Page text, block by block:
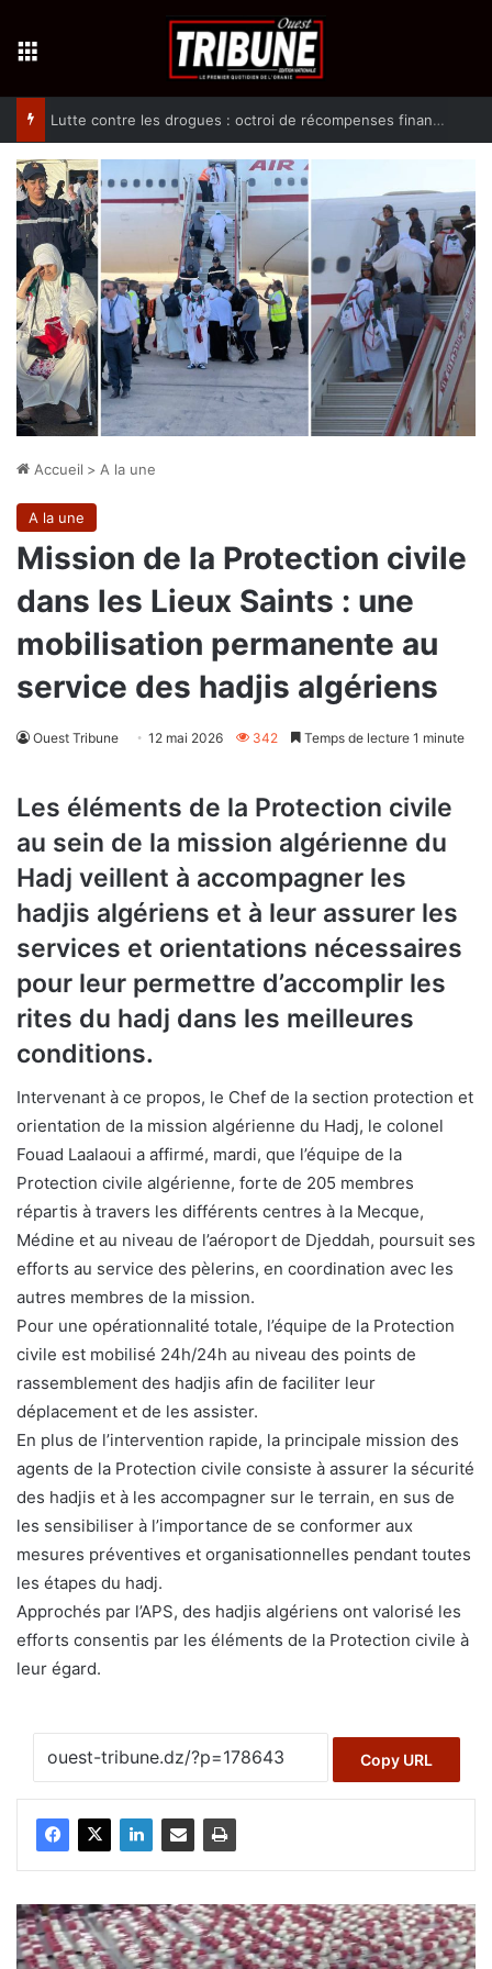
Lutte contre les drogues : octroi de récompenses financières aux dénonciateurs de trafiquants
Accueil > A la une
A la une
Mission de la Protection civile
dans les Lieux Saints : une
mobilisation permanente au
service des hadjis algériens
Ouest Tribune 12 mai 2026 342 Temps de lecture 1 minute
Les éléments de la Protection civile
au sein de la mission algérienne du
Hadj veillent à accompagner les
hadjis algériens et à leur assurer les
services et orientations nécessaires
pour leur permettre d’accomplir les
rites du hadj dans les meilleures
conditions.
Intervenant à ce propos, le Chef de la section protection et
orientation de la mission algérienne du Hadj, le colonel
Fouad Laalaoui a affirmé, mardi, que l’équipe de la
Protection civile algérienne, forte de 205 membres
répartis à travers les différents centres à la Mecque,
Médine et au niveau de l’aéroport de Djeddah, poursuit ses
efforts au service des pèlerins, en coordination avec les
autres membres de la mission.
Pour une opérationnalité totale, l’équipe de la Protection
civile est mobilisé 24h/24h au niveau des points de
rassemblement des hadjis afin de faciliter leur
déplacement et de les assister.
En plus de l’intervention rapide, la principale mission des
agents de la Protection civile consiste à assurer la sécurité
des hadjis et à les accompagner sur le terrain, en sus de
les sensibiliser à l’importance de se conformer aux
mesures préventives et organisationnelles pendant toutes
les étapes du hadj.
Approchés par l’APS, des hadjis algériens ont valorisé les
efforts consentis par les éléments de la Protection civile à
leur égard.
Copy URL